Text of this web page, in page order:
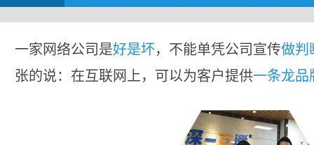
一家网络公司是好是坏，不能单凭公司宣传做判
张的说：在互联网上，可以为客户提供一条龙品